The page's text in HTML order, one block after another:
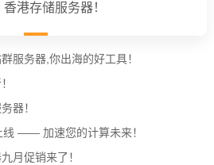
港存储服务器！
服务器,你出海的好工具！
器！
线 —— 加速您的计算未来！
月促销来了！